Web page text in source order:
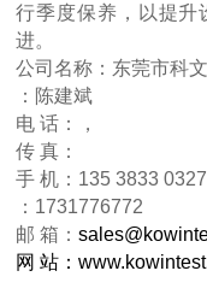
行季度保养，以提升
进。
公司名称：东莞市科
：陈建斌
电 话：，
传 真：
手 机：135 3833 0327
：1731776772
邮 箱：
网 站：